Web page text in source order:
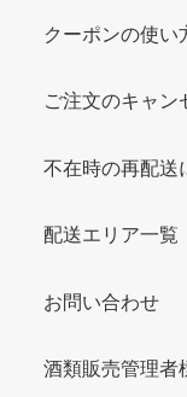
クーポンの使い
ご注文のキャン
不在時の再配送
配送エリア一覧
お問い合わせ
酒類販売管理者